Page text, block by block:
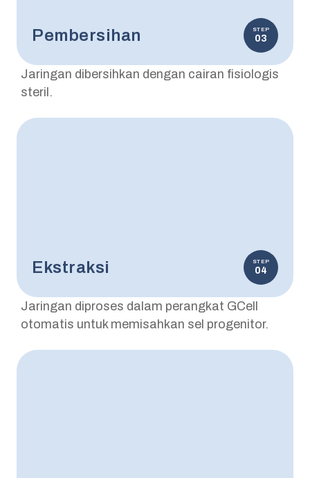
Pembersihan STEP
03
Jaringan dibersihkan dengan cairan fisiologis
steril.
Ekstraksi STEP
04
Jaringan diproses dalam perangkat GCell
otomatis untuk memisahkan sel progenitor.